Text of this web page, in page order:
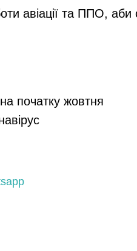
авіації та ППО, аби
початку жовтня